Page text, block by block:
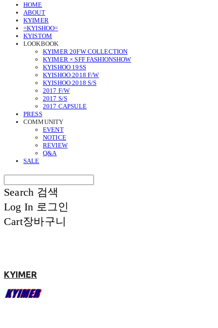
HOME
ABOUT
KYIMER
=KYISHOO=
KYISTOM
LOOKBOOK
KYIMER 20FW COLLECTION
KYIMER × SFF FASHIONSHOW
KYISHOO 19SS
KYISHOO 2018 F/W
KYISHOO 2018 S/S
2017 F/W
2017 S/S
2017 CAPSULE
PRESS
COMMUNITY
EVENT
NOTICE
REVIEW
Q&A
SALE
Search 검색
Log In 로그인
Cart장바구니
KYIMER